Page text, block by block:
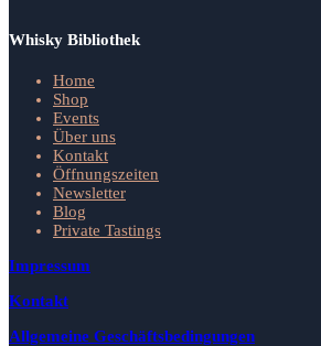
Whisky Bibliothek
Home
Shop
Events
Über uns
Kontakt
Öffnungszeiten
Newsletter
Blog
Private Tastings
Impressum
Kontakt
Allgemeine Geschäftsbedingungen